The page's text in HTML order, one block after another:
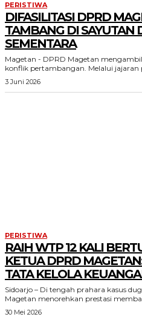
PERISTIWA
DIFASILITASI DPRD
TAMBANG DI SAYUTAN
SEMENTARA
Magetan - DPRD Magetan
konflik pertambangan. Melalui jajaran
3 Juni 2026
PERISTIWA
RAIH WTP 12 KALI
KETUA DPRD
TATA KELOLA
Sidoarjo – Di tengah prahara kasus
Magetan menorehkan prestasi
30 Mei 2026